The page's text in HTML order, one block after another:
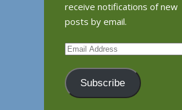
receive notifications of new
posts by email.
Email
Subscribe